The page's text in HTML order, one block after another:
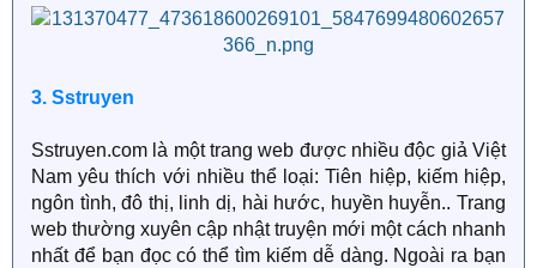
3. Sstruyen
Sstruyen.com là một trang web được nhiều độc giả Việt
Nam yêu thích với nhiều thể loại: Tiên hiệp, kiếm hiệp,
ngôn tình, đô thị, linh dị, hài hước, huyền huyễn.. Trang
web thường xuyên cập nhật truyện mới một cách nhanh
nhất để bạn đọc có thể tìm kiếm dễ dàng. Ngoài ra bạn